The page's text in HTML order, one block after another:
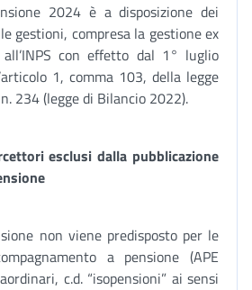
2024 è a disposizione dei
gestioni, compresa la gestione ex
con effetto dal 1° luglio
1, comma 103, della legge
234 (legge di Bilancio 2022).
esclusi dalla pubblicazione
non viene predisposto per le
a pensione (APE
c.d. “isopensioni” ai sensi